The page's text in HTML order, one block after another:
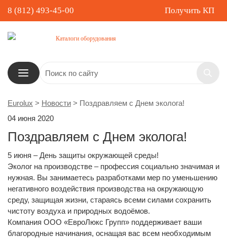
8 (812) 493-45-00 Получить КП
Каталоги оборудования
Eurolux > Новости > Поздравляем с Днем эколога!
04 июня 2020
Поздравляем с Днем эколога!
5 июня – День защиты окружающей среды!
Эколог на производстве – профессия социально значимая и
нужная. Вы занимаетесь разработками мер по уменьшению
негативного воздействия производства на окружающую
среду, защищая жизни, стараясь всеми силами сохранить
чистоту воздуха и природных водоёмов.
Компания ООО «ЕвроЛюкс Групп» поддерживает ваши
благородные начинания, оснащая вас всем необходимым